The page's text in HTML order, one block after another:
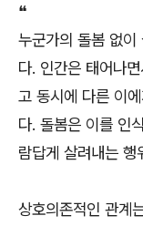
❝
누군가의 돌봄 없이
다. 인간은 태어나
고 동시에 다른 이
다. 돌봄은 이를 인
람답게 살려내는
상호의존적인 관계